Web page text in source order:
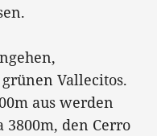
Vallecitos.
aus werden
3800m, den Cerro